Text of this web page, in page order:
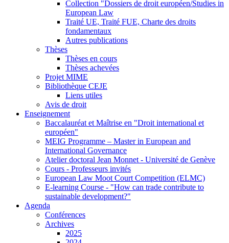
Collection "Dossiers de droit européen/Studies in
European Law
Traité UE, Traité FUE, Charte des droits
fondamentaux
Autres publications
Thèses
Thèses en cours
Thèses achevées
Projet MIME
Bibliothèque CEJE
Liens utiles
Avis de droit
Enseignement
Baccalauréat et Maîtrise en "Droit international et
européen"
MEIG Programme – Master in European and
International Governance
Atelier doctoral Jean Monnet - Université de Genève
Cours - Professeurs invités
European Law Moot Court Competition (ELMC)
E-learning Course - "How can trade contribute to
sustainable development?"
Agenda
Conférences
Archives
2025